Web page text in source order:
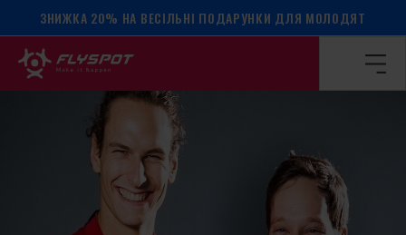
ЗНИЖКА 20% НА ВЕСІЛЬНІ ПОДАРУНКИ ДЛЯ МОЛОДЯТ
Головна сторінка / Календар подій / Оздоровчий табір!